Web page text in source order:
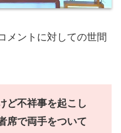
メントに対しての世間
ど不祥事を起こし
席で両手をついて